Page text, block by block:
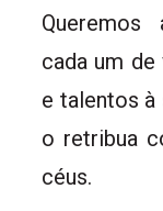
Queremos
cada um
e talentos à
o retribua
céus.